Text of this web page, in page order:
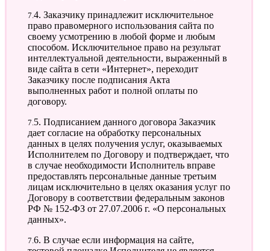
7.4. Заказчику принадлежит исключительное
право правомерного использования сайта по
своему усмотрению в любой форме и любым
способом. Исключительное право на результат
интеллектуальной деятельности, выраженный в
виде сайта в сети «Интернет», переходит
Заказчику после подписания Акта
выполненных работ и полной оплаты по
договору.
7.5. Подписанием данного договора Заказчик
дает согласие на обработку персональных
данных в целях получения услуг, оказываемых
Исполнителем по Договору и подтверждает, что
в случае необходимости Исполнитель вправе
предоставлять персональные данные третьим
лицам исключительно в целях оказания услуг по
Договору в соответствии федеральным законов
РФ № 152-ФЗ от 27.07.2006 г. «О персональных
данных».
7.6. В случае если информация на сайте,